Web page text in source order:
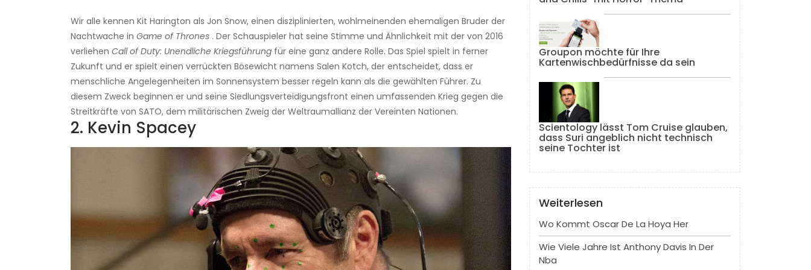
Wir alle kennen Kit Harington als Jon Snow, einen disziplinierten, wohlmeinenden ehemaligen Bruder der
Nachtwache in Game of Thrones . Der Schauspieler hat seine Stimme und Ähnlichkeit mit der von 2016
verliehen Call of Duty: Unendliche Kriegsführung für eine ganz andere Rolle. Das Spiel spielt in ferner
Zukunft und er spielt einen verrückten Bösewicht namens Salen Kotch, der entscheidet, dass er
menschliche Angelegenheiten im Sonnensystem besser regeln kann als die gewählten Führer. Zu
diesem Zweck beginnen er und seine Siedlungsverteidigungsfront einen umfassenden Krieg gegen die
Streitkräfte von SATO, dem militärischen Zweig der Weltraumallianz der Vereinten Nationen.
2. Kevin Spacey
Groupon möchte für Ihre
Kartenwischbedürfnisse da sein
Scientology lässt Tom Cruise glauben,
dass Suri angeblich nicht technisch
seine Tochter ist
Weiterlesen
Wo Kommt Oscar De La Hoya Her
Wie Viele Jahre Ist Anthony Davis In Der
Nba